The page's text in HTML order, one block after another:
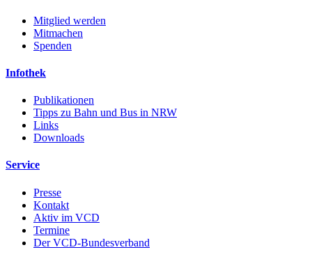
Mitglied werden
Mitmachen
Spenden
Infothek
Publikationen
Tipps zu Bahn und Bus in NRW
Links
Downloads
Service
Presse
Kontakt
Aktiv im VCD
Termine
Der VCD-Bundesverband